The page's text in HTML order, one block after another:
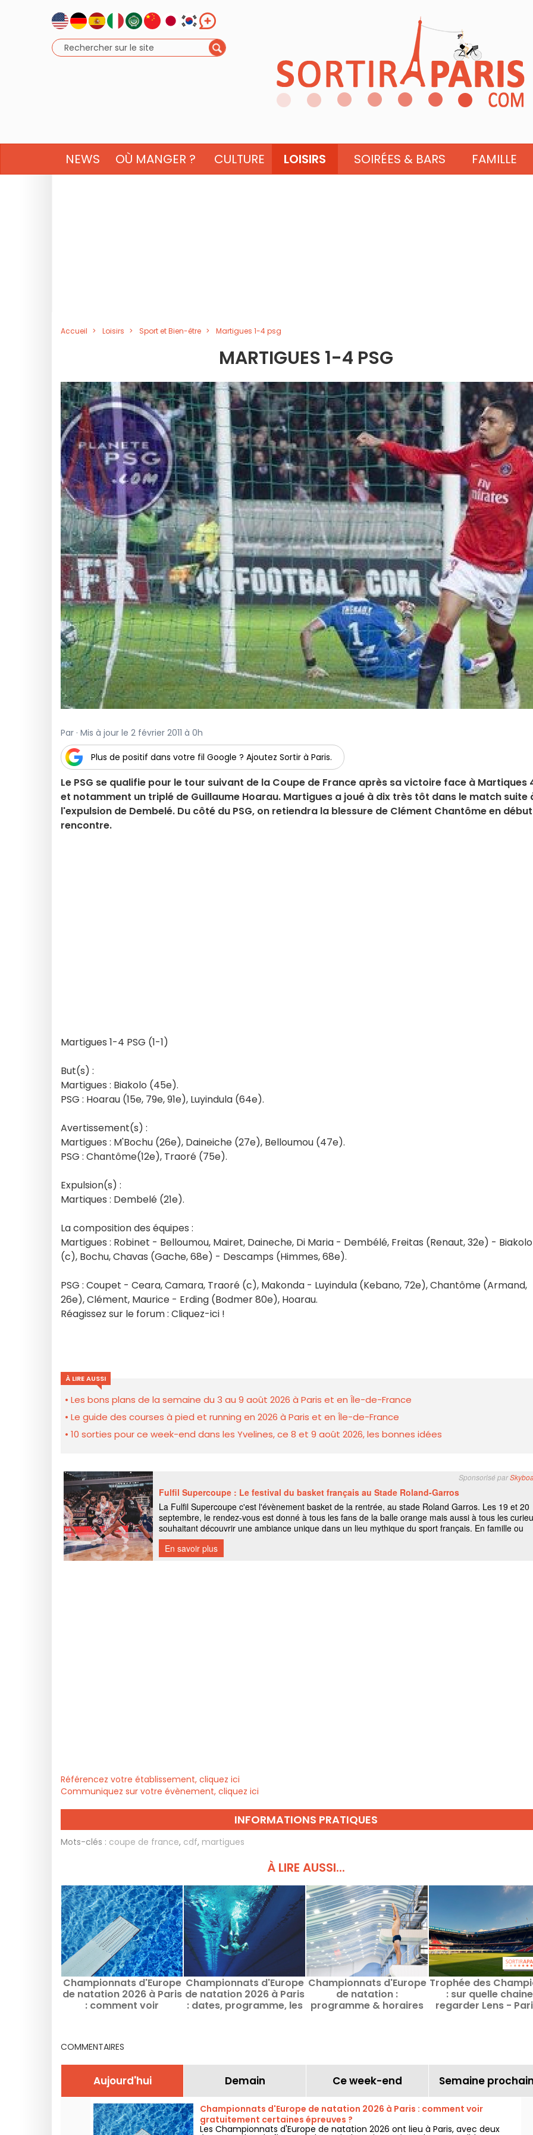
NEWS OÙ MANGER ? CULTURE LOISIRS SOIRÉES & BARS FAMILLE
Accueil Loisirs Sport et Bien-être Martigues 1-4 psg
MARTIGUES 1-4 PSG
Par · Mis à jour le 2 février 2011 à 0h
Plus de positif dans votre fil Google ? Ajoutez Sortir à Paris.
Le PSG se qualifie pour le tour suivant de la Coupe de France après sa victoire face à Martiques
et notamment un triplé de Guillaume Hoarau. Martigues a joué à dix très tôt dans le match suite
l'expulsion de Dembelé. Du côté du PSG, on retiendra la blessure de Clément Chantôme en
rencontre.
Martigues 1-4 PSG (1-1)
But(s) :
Martigues : Biakolo (45e).
PSG : Hoarau (15e, 79e, 91e), Luyindula (64e).
Avertissement(s) :
Martigues : M'Bochu (26e), Daineiche (27e), Belloumou (47e).
PSG : Chantôme(12e), Traoré (75e).
Expulsion(s) :
Martiques : Dembelé (21e).
La composition des équipes :
Martigues : Robinet - Belloumou, Mairet, Daineche, Di Maria - Dembélé, Freitas (Renaut, 32e) - Biakolo
(c), Bochu, Chavas (Gache, 68e) - Descamps (Himmes, 68e).
PSG : Coupet - Ceara, Camara, Traoré (c), Makonda - Luyindula (Kebano, 72e), Chantôme (Armand,
26e), Clément, Maurice - Erding (Bodmer 80e), Hoarau.
Réagissez sur le forum : Cliquez-ici !
À LIRE AUSSI
Les bons plans de la semaine du 3 au 9 août 2026 à Paris et en Île-de-France
Le guide des courses à pied et running en 2026 à Paris et en Île-de-France
10 sorties pour ce week-end dans les Yvelines, ce 8 et 9 août 2026, les bonnes idées
Référencez votre établissement, cliquez ici
Communiquez sur votre évènement, cliquez ici
INFORMATIONS PRATIQUES
Mots-clés : coupe de france, cdf, martigues
À LIRE AUSSI...
Championnats d'Europe
de natation 2026 à Paris
: comment voir
Championnats d'Europe
de natation 2026 à Paris
: dates, programme, les
Championnats d'Europe
de natation :
programme & horaires
Trophée des
: sur quelle chaine
regarder Lens -
COMMENTAIRES
Aujourd'hui Demain Ce week-end Semaine
Championnats d'Europe de natation 2026 à Paris : comment voir
gratuitement certaines épreuves ?
Les Championnats d'Europe de natation 2026 ont lieu à Paris, avec deux